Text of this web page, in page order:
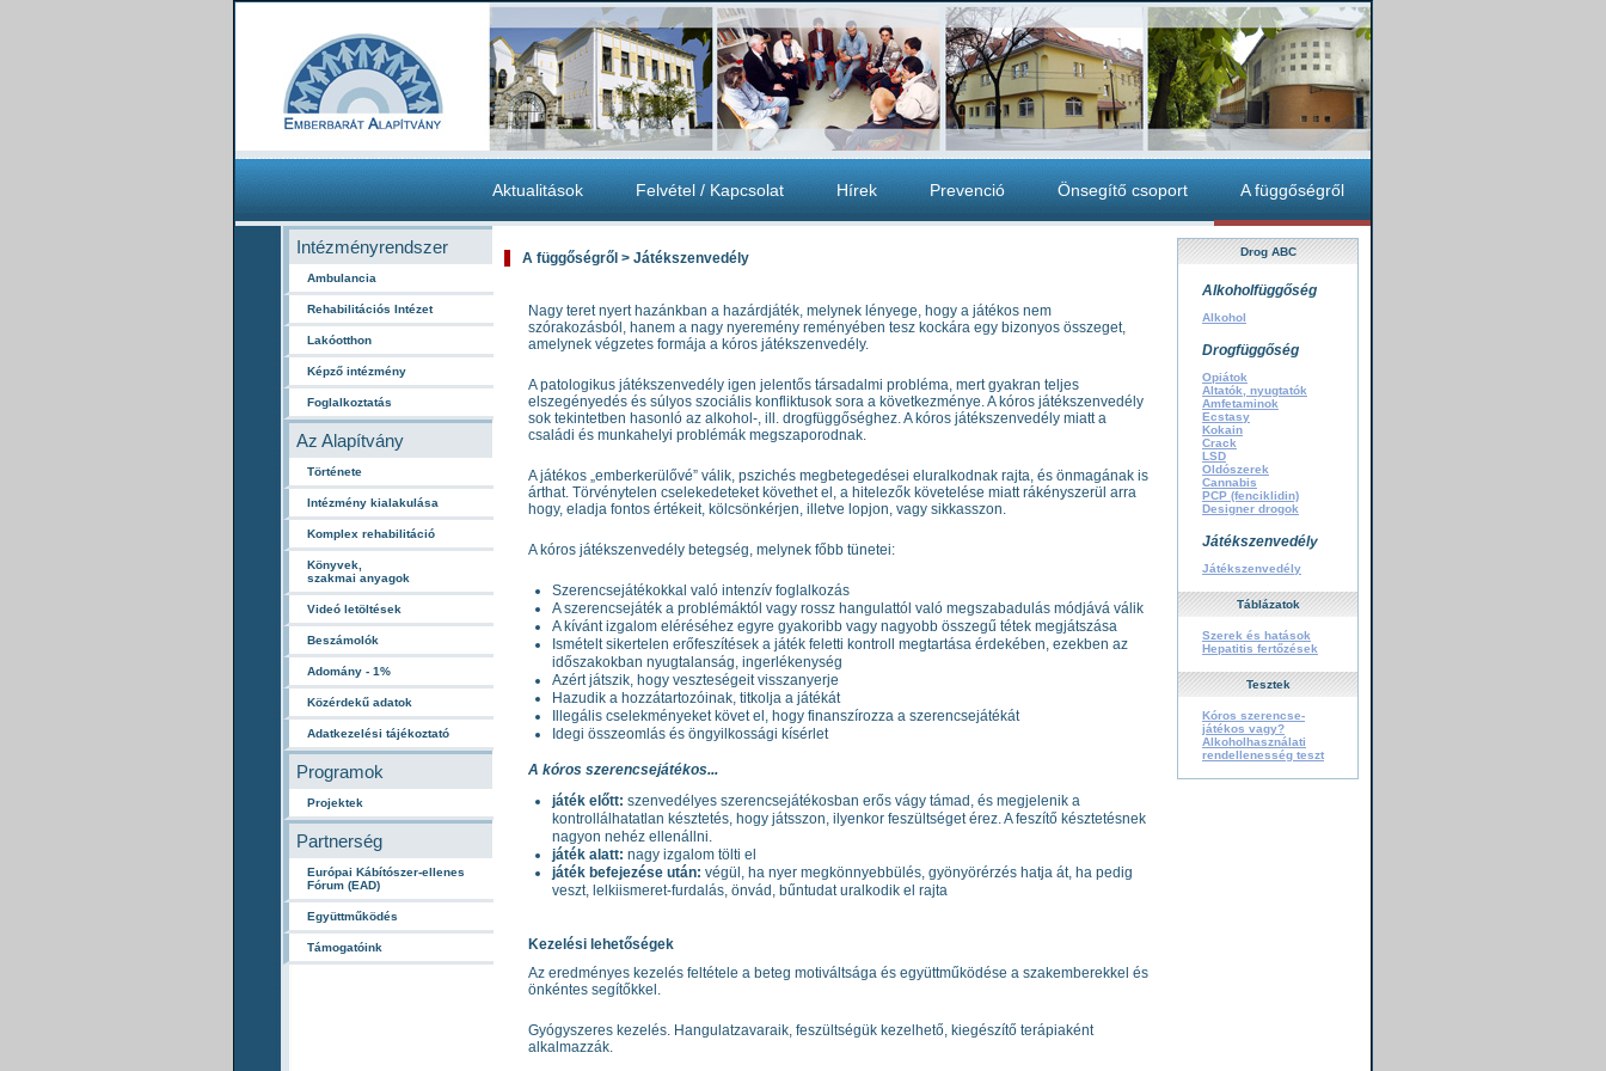
Aktualitások Felvétel / Kapcsolat Hírek Prevenció Önsegítő csoport A függőségről
Intézményrendszer
Ambulancia
Rehabilitációs Intézet
Lakóotthon
Képző intézmény
Foglalkoztatás
Az Alapítvány
Története
Intézmény kialakulása
Komplex rehabilitáció
Könyvek,
szakmai anyagok
Videó letöltések
Beszámolók
Adomány - 1%
Közérdekű adatok
Adatkezelési tájékoztató
Programok
Projektek
Partnerség
Európai Kábítószer-ellenes
Fórum (EAD)
Együttműködés
Támogatóink
Drog ABC
Alkoholfüggőség
Alkohol
Drogfüggőség
Opiátok
Altatók, nyugtatók
Amfetaminok
Ecstasy
Kokain
Crack
LSD
Oldószerek
Cannabis
PCP (fenciklidin)
Designer drogok
Játékszenvedély
Játékszenvedély
Táblázatok
Szerek és hatások
Hepatitis fertőzések
Tesztek
Kóros szerencse-
játékos vagy?
Alkoholhasználati
rendellenesség teszt
A függőségről > Játékszenvedély
Nagy teret nyert hazánkban a hazárdjáték, melynek lényege, hogy a játékos nem
szórakozásból, hanem a nagy nyeremény reményében tesz kockára egy bizonyos összeget,
amelynek végzetes formája a kóros játékszenvedély.
A patologikus játékszenvedély igen jelentős társadalmi probléma, mert gyakran teljes
elszegényedés és súlyos szociális konfliktusok sora a következménye. A kóros játékszenvedély
sok tekintetben hasonló az alkohol-, ill. drogfüggőséghez. A kóros játékszenvedély miatt a
családi és munkahelyi problémák megszaporodnak.
A játékos „emberkerülővé” válik, pszichés megbetegedései eluralkodnak rajta, és önmagának is
árthat. Törvénytelen cselekedeteket követhet el, a hitelezők követelése miatt rákényszerül arra
hogy, eladja fontos értékeit, kölcsönkérjen, illetve lopjon, vagy sikkasszon.
A kóros játékszenvedély betegség, melynek főbb tünetei:
Szerencsejátékokkal való intenzív foglalkozás
A szerencsejáték a problémáktól vagy rossz hangulattól való megszabadulás módjává válik
A kívánt izgalom eléréséhez egyre gyakoribb vagy nagyobb összegű tétek megjátszása
Ismételt sikertelen erőfeszítések a játék feletti kontroll megtartása érdekében, ezekben az
időszakokban nyugtalanság, ingerlékenység
Azért játszik, hogy veszteségeit visszanyerje
Hazudik a hozzátartozóinak, titkolja a játékát
Illegális cselekményeket követ el, hogy finanszírozza a szerencsejátékát
Idegi összeomlás és öngyilkossági kísérlet
A kóros szerencsejátékos...
játék előtt: szenvedélyes szerencsejátékosban erős vágy támad, és megjelenik a
kontrollálhatatlan késztetés, hogy játsszon, ilyenkor feszültséget érez. A feszítő késztetésnek
nagyon nehéz ellenállni.
játék alatt: nagy izgalom tölti el
játék befejezése után: végül, ha nyer megkönnyebbülés, gyönyörérzés hatja át, ha pedig
veszt, lelkiismeret-furdalás, önvád, bűntudat uralkodik el rajta
Kezelési lehetőségek
Az eredményes kezelés feltétele a beteg motiváltsága és együttműködése a szakemberekkel és
önkéntes segítőkkel.
Gyógyszeres kezelés. Hangulatzavaraik, feszültségük kezelhető, kiegészítő terápiaként
alkalmazzák.